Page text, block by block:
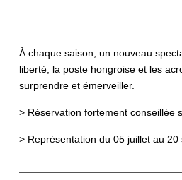
À chaque saison, un nouveau
liberté, la poste hongroise et les
surprendre et émerveiller.
> Réservation fortement conseillée
> Représentation du 05 juillet au